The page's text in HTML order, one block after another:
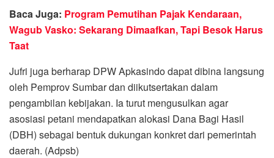
Baca Juga: Program Pemutihan Pajak Kendaraan,
Wagub Vasko: Sekarang Dimaafkan, Tapi Besok Harus
Taat
Jufri juga berharap DPW Apkasindo dapat dibina langsung
oleh Pemprov Sumbar dan diikutsertakan dalam
pengambilan kebijakan. Ia turut mengusulkan agar
asosiasi petani mendapatkan alokasi Dana Bagi Hasil
(DBH) sebagai bentuk dukungan konkret dari pemerintah
daerah. (Adpsb)